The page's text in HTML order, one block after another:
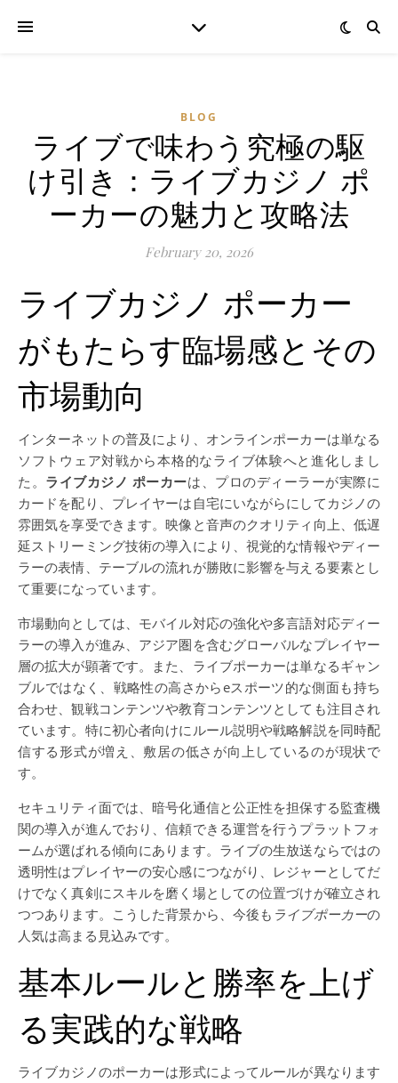
BLOG
ライブで味わう究極の駆
け引き：ライブカジノ ポ
ーカーの魅力と攻略法
February 20, 2026
ライブカジノ ポーカー
がもたらす臨場感とその
市場動向
インターネットの普及により、オンラインポーカーは単なる
ソフトウェア対戦から本格的なライブ体験へと進化しまし
た。 ライブカジノ ポーカーは、プロのディーラーが実際に
カードを配り、プレイヤーは自宅にいながらにしてカジノの
雰囲気を享受できます。映像と音声のクオリティ向上、低遅
延ストリーミング技術の導入により、視覚的な情報やディー
ラーの表情、テーブルの流れが勝敗に影響を与える要素とし
て重要になっています。
市場動向としては、モバイル対応の強化や多言語対応ディー
ラーの導入が進み、アジア圏を含むグローバルなプレイヤー
層の拡大が顕著です。また、ライブポーカーは単なるギャン
ブルではなく、戦略性の高さからeスポーツ的な側面も持ち
合わせ、観戦コンテンツや教育コンテンツとしても注目され
ています。特に初心者向けにルール説明や戦略解説を同時配
信する形式が増え、敷居の低さが向上しているのが現状で
す。
セキュリティ面では、暗号化通信と公正性を担保する監査機
関の導入が進んでおり、信頼できる運営を行うプラットフォ
ームが選ばれる傾向にあります。ライブの生放送ならではの
透明性はプレイヤーの安心感につながり、レジャーとしてだ
けでなく真剣にスキルを磨く場としての位置づけが確立され
つつあります。こうした背景から、今後も ライブポーカーの
人気は高まる見込みです。
基本ルールと勝率を上げ
る実践的な戦略
ライブカジノのポーカーは形式によってルールが異なります